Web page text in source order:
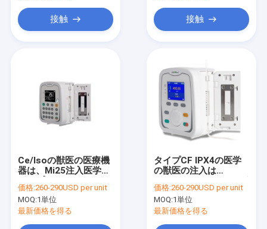
私達について
工場旅行
私達に連絡しなさい
引用を要求しなさい
接触 接触
Ce/Isoの獣医の医療機
器は、Mi25注入医学を
価格:260-290USD per unit
MOQ:1単位
最新価格を得る
タイプCF IPX4の医学
の獣医の注入は
ンプでくむ
価格:260-290USD per unit
MOQ:1単位
最新価格を得る